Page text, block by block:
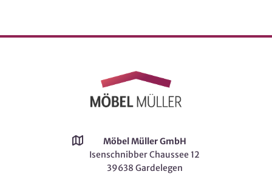
Möbel Müller GmbH
Isenschnibber Chaussee 12
39638 Gardelegen